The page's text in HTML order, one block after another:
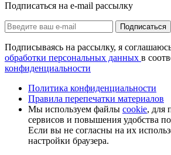
Подписаться на e-mail рассылку
Подписаться
Подписываясь на рассылку, я
обработки персональных данных в
конфиденциальности
Политика конфиденциальности
Правила перепечатки материалов
Мы используем файлы cookie, для
сервисов и повышения удобства
Если вы не согласны на их
настройки браузера.